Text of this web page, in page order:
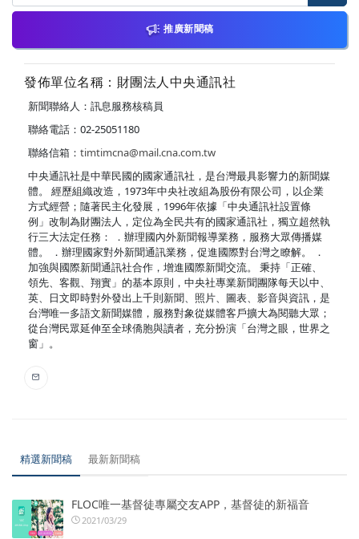
推廣新聞稿
發佈單位名稱：財團法人中央通訊社
新聞聯絡人：訊息服務核稿員
聯絡電話：02-25051180
聯絡信箱： timtimcna@mail.cna.com.tw
中央通訊社是中華民國的國家通訊社，是台灣最具影響力的新聞媒
體。 經歷組織改造，1973年中央社改組為股份有限公司，以企業
方式經營；隨著民主化發展，1996年依據「中央通訊社設置條
例」改制為財團法人，定位為全民共有的國家通訊社，獨立超然執
行三大法定任務： ．辦理國內外新聞報導業務，服務大眾傳播媒
體。 ．辦理國家對外新聞通訊業務，促進國際對台灣之瞭解。 ．
加強與國際新聞通訊社合作，增進國際新聞交流。 秉持「正確、
領先、客觀、翔實」的基本原則，中央社專業新聞團隊每天以中、
英、日文即時對外發出上千則新聞、照片、圖表、影音與資訊，是
台灣唯一多語文新聞媒體，服務對象從媒體客戶擴大為閱聽大眾；
從台灣民眾延伸至全球僑胞與讀者，充分扮演「台灣之眼，世界之
窗」。
精選新聞稿 最新新聞稿
FLOC唯一基督徒專屬交友APP，基督徒的新福音
2021/03/29